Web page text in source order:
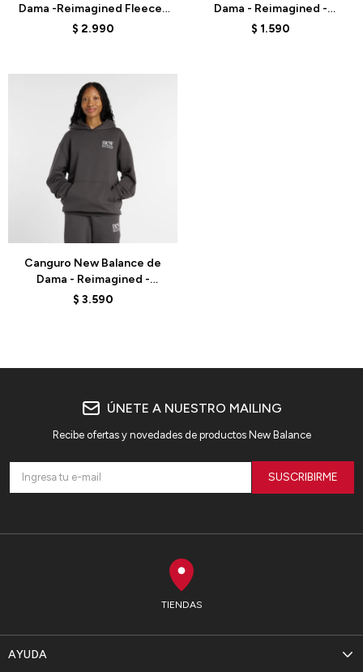
Dama -Reimagined Fleece-
WB61I4PUABR - DARK GREY
$ 2.990
Dama - Reimagined -
CWT61V5OPWT - WHITE
$ 1.590
Canguro New Balance de
Dama - Reimagined -
WT61X61OABR - BLACK
$ 3.590
TIENDAS
AYUDA
ÚNETE A NUESTRO MAILING
Recibe ofertas y novedades de productos New Balance
SUSCRIBIRME